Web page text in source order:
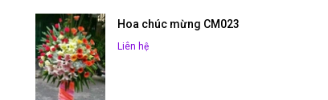
Hoa chúc mừng CM023
Liên hệ